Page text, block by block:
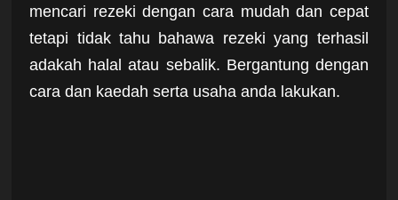
mencari rezeki dengan cara mudah dan cepat
tetapi tidak tahu bahawa rezeki yang terhasil
adakah halal atau sebalik. Bergantung dengan
cara dan kaedah serta usaha anda lakukan.